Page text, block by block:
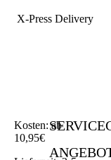
X-Press Delivery
Kosten: ab
10,95€